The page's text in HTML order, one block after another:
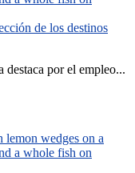
de los destinos
destaca por el empleo...